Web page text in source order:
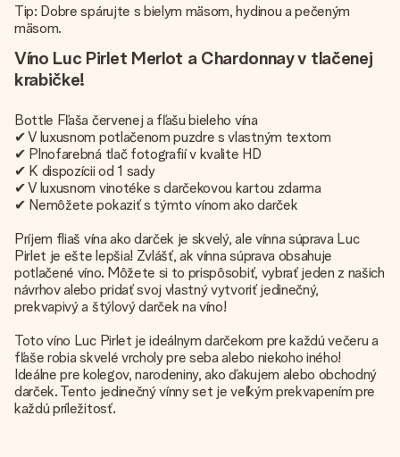
Tip: Dobre spárujte s bielym mäsom, hydinou a pečeným
mäsom.
Víno Luc Pirlet Merlot a Chardonnay v tlačenej
krabičke!
Bottle Fľaša červenej a fľašu bieleho vína
✔ V luxusnom potlačenom puzdre s vlastným textom
✔ Plnofarebná tlač fotografií v kvalite HD
✔ K dispozícii od 1 sady
✔ V luxusnom vinotéke s darčekovou kartou zdarma
✔ Nemôžete pokaziť s týmto vínom ako darček
Príjem fliaš vína ako darček je skvelý, ale vínna súprava Luc
Pirlet je ešte lepšia! Zvlášť, ak vínna súprava obsahuje
potlačené víno. Môžete si to prispôsobiť, vybrať jeden z našich
návrhov alebo pridať svoj vlastný vytvoriť jedinečný,
prekvapivý a štýlový darček na víno!
Toto víno Luc Pirlet je ideálnym darčekom pre každú večeru a
fľaše robia skvelé vrcholy pre seba alebo niekoho iného!
Ideálne pre kolegov, narodeniny, ako ďakujem alebo obchodný
darček. Tento jedinečný vínny set je veľkým prekvapením pre
každú príležitosť.